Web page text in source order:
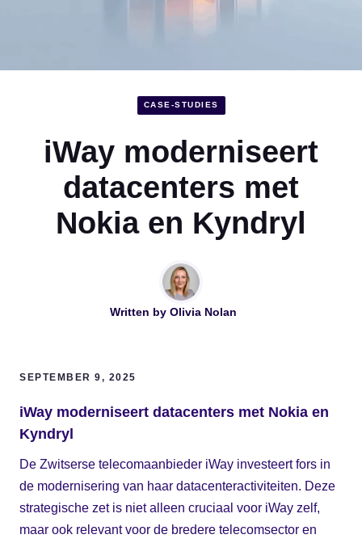
CASE-STUDIES
iWay moderniseert
datacenters met
Nokia en Kyndryl
Written by Olivia Nolan
SEPTEMBER 9, 2025
iWay moderniseert datacenters met Nokia en
Kyndryl
De Zwitserse telecomaanbieder iWay investeert fors in
de modernisering van haar datacenteractiviteiten. Deze
strategische zet is niet alleen cruciaal voor iWay zelf,
maar ook relevant voor de bredere telecomsector en